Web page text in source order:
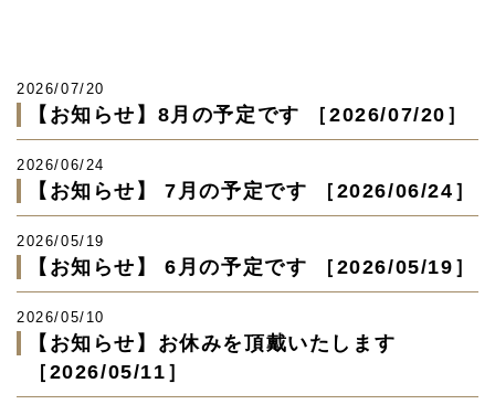
2026/07/20
【お知らせ】8月の予定です ［2026/07/20］
2026/06/24
【お知らせ】 7月の予定です ［2026/06/24］
2026/05/19
【お知らせ】 6月の予定です ［2026/05/19］
2026/05/10
【お知らせ】お休みを頂戴いたします
［2026/05/11］